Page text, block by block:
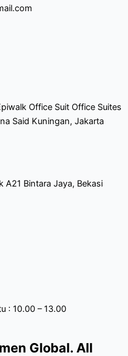
Office Suit Office Suites
Said Kuningan, Jakarta
A21 Bintara Jaya, Bekasi
: 10.00 – 13.00
Global. All